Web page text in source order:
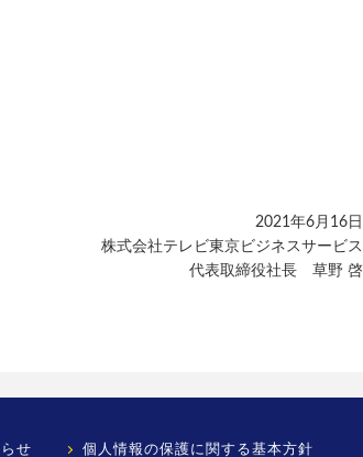
2021年6月16日
株式会社テレビ東京ビジネスサービス
代表取締役社長 草野 啓
せ 個人情報の保護に関する基本方針